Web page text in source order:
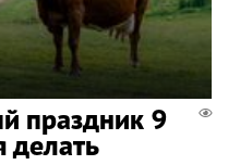
праздник 9
делать